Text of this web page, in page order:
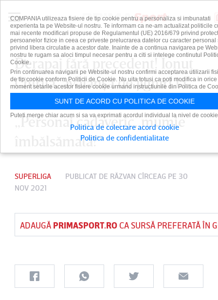
Derapaj fără precedent! Ionuţ
Chirilă, avalanşă de jigniri la
adresa lui Cornel Dinu:
„Personaj cadaveric, mumie
îmbălsămată!”
SUPERLIGA PUBLICAT DE RĂZVAN CÎRCEAG PE 30
NOV 2021
ADAUGĂ PRIMASPORT.ROCA SURSĂ PREFERATĂ ÎN
COMPANIA utilizeaza fisiere de tip cookie pentru a personaliza si imbunatati
experienta ta pe Website-ul nostru. Te informam ca ne-am actualizat politicile
mai recente modificari propuse de Regulamentul (UE) 2016/679 privind
persoanelor fizice in ceea ce priveste prelucrarea datelor cu caracter personal
privind libera circulatie a acestor date. Inainte de a continua navigarea pe
nostru te rugam sa aloci timpul necesar pentru a citi si intelege continutul
Cookie.
Prin continuarea navigarii pe Website-ul nostru confirmi acceptarea utilizarii
de tip cookie conform Politicii de Cookie. Nu uita totusi ca poti modifica in orice
moment setarile acestor fisiere cookie urmand instructiunile din Politica de
SUNT DE ACORD CU POLITICA DE COOKIE
Puteti merge chiar acum si sa va exprimati acordul individual la nivel de
Politica de colectare acord cookie
Politica de confidentialitate